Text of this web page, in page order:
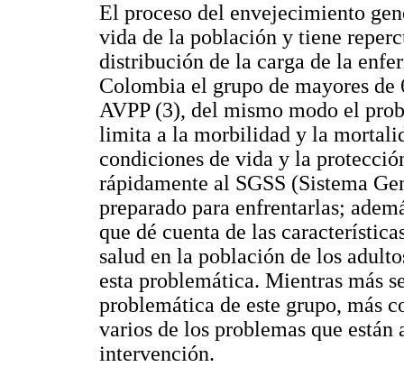
El proceso del envejecimiento
vida de la población y tiene
distribución de la carga de la
Colombia el grupo de mayores de
AVPP (3), del mismo modo el
limita a la morbilidad y la
condiciones de vida y la
rápidamente al SGSS (Sistema
preparado para enfrentarlas;
que dé cuenta de las
salud en la población de los
esta problemática. Mientras más
problemática de este grupo, más
varios de los problemas que
intervención.